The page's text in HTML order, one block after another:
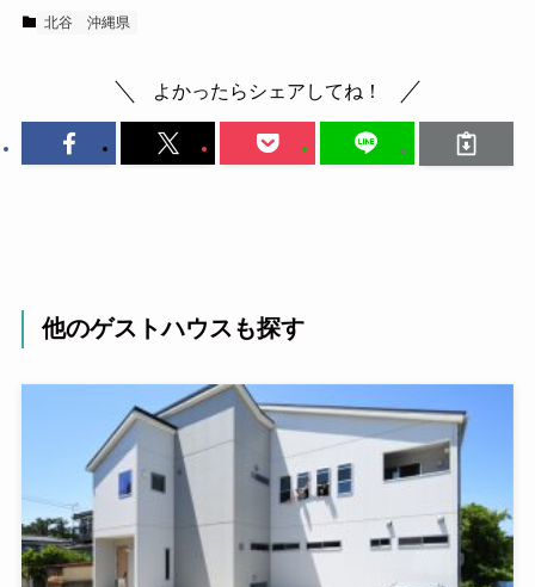
北谷 沖縄県
よかったらシェアしてね！
他のゲストハウスも探す